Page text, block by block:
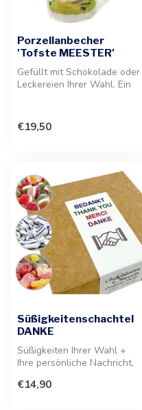
Porzellanbecher
'Tofste MEESTER'
Gefüllt mit Schokolade oder
Leckereien Ihrer Wahl. Ein
€19,50
Süßigkeitenschachtel
DANKE
Süßigkeiten Ihrer Wahl +
Ihre persönliche Nachricht,
€14,90